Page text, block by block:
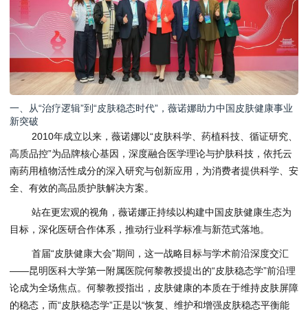
一、从“治疗逻辑”到“皮肤稳态时代”，薇诺娜助力中国皮肤健康事业
新突破
2010年成立以来，薇诺娜以“皮肤科学、药植科技、循证研究、
高质品控”为品牌核心基因，深度融合医学理论与护肤科技，依托云
南药用植物活性成分的深入研究与创新应用，为消费者提供科学、安
全、有效的高品质护肤解决方案。
站在更宏观的视角，薇诺娜正持续以构建中国皮肤健康生态为
目标，深化医研合作体系，推动行业科学标准与新范式落地。
首届“皮肤健康大会”期间，这一战略目标与学术前沿深度交汇
——昆明医科大学第一附属医院何黎教授提出的“皮肤稳态学”前沿理
论成为全场焦点。何黎教授指出，皮肤健康的本质在于维持皮肤屏障
的稳态，而“皮肤稳态学”正是以“恢复、维护和增强皮肤稳态平衡能